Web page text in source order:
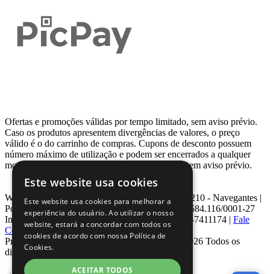
Ofertas e promoções válidas por tempo limitado, sem aviso prévio.
Caso os produtos apresentem divergências de valores, o preço
válido é o do carrinho de compras. Cupons de desconto possuem
número máximo de utilização e podem ser encerrados a qualquer
momento, de acordo com sua disponibilidade e sem aviso prévio.
Webcontinental LTDA | Travessa Venezuela, Nº 210 - Navegantes |
Porto Alegre - RS - CEP: 90.240-220 CNPJ: 08.584.116/0001-27
Inscrição Estadual: 0963171399 | Telefone: 0800-7411174 | Fale
Conosco|ouvidoria@webcontinental.com.br
Proibida reprodução total ou parcial | © 2007 - 2026 Todos os
direitos reservados - WebContinental
Este website usa cookies
Este website usa cookies para melhorar a
experiência do usuário. Ao utilizar o nosso
website, estará a concordar com todos os
cookies de acordo com nossa Política de
Cookies.
ACEITAR TODOS